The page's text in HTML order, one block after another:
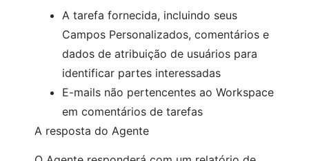
A tarefa fornecida, incluindo seus
Campos Personalizados, comentários e
dados de atribuição de usuários para
identificar partes interessadas
E-mails não pertencentes ao Workspace
em comentários de tarefas
A resposta do Agente